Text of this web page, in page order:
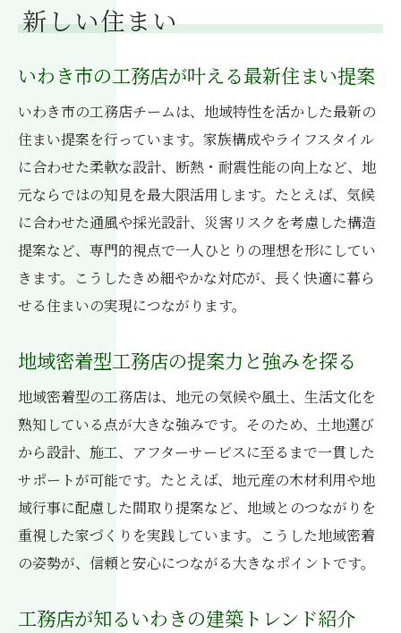
新しい住まい
いわき市の工務店が叶える最新住まい提案
いわき市の工務店チームは、地域特性を活かした最新の
住まい提案を行っています。家族構成やライフスタイル
に合わせた柔軟な設計、断熱・耐震性能の向上など、地
元ならではの知見を最大限活用します。たとえば、気候
に合わせた通風や採光設計、災害リスクを考慮した構造
提案など、専門的視点で一人ひとりの理想を形にしてい
きます。こうしたきめ細やかな対応が、長く快適に暮ら
せる住まいの実現につながります。
地域密着型工務店の提案力と強みを探る
地域密着型の工務店は、地元の気候や風土、生活文化を
熟知している点が大きな強みです。そのため、土地選び
から設計、施工、アフターサービスに至るまで一貫した
サポートが可能です。たとえば、地元産の木材利用や地
域行事に配慮した間取り提案など、地域とのつながりを
重視した家づくりを実践しています。こうした地域密着
の姿勢が、信頼と安心につながる大きなポイントです。
工務店が知るいわきの建築トレンド紹介